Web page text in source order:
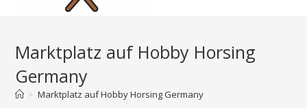
Marktplatz auf Hobby Horsing
Germany
> Marktplatz auf Hobby Horsing Germany